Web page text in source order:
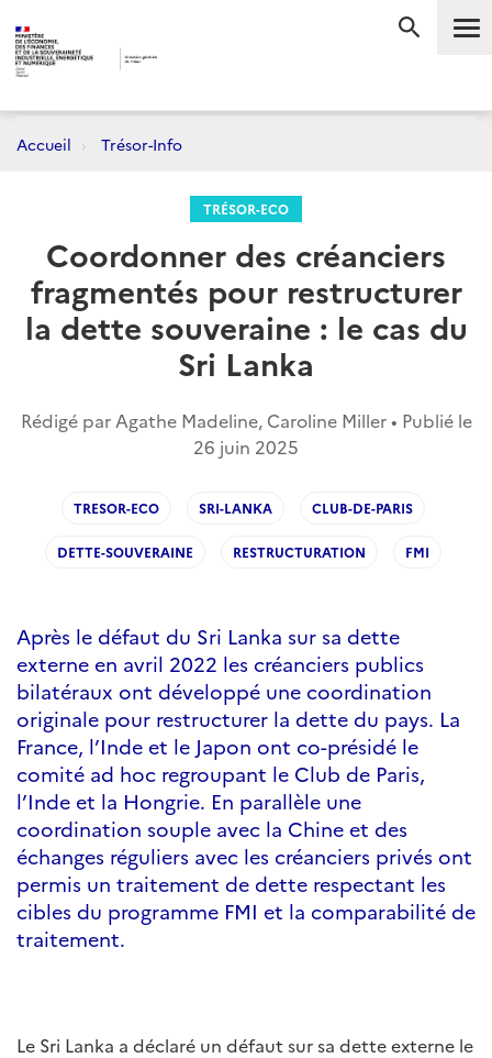
Accueil Trésor-Info
TRÉSOR-ECO
Coordonner des créanciers
fragmentés pour restructurer
la dette souveraine : le cas du
Sri Lanka
Rédigé par Agathe Madeline, Caroline Miller • Publié le
26 juin 2025
TRESOR-ECO SRI-LANKA CLUB-DE-PARIS
DETTE-SOUVERAINE RESTRUCTURATION FMI
Après le défaut du Sri Lanka sur sa dette
externe en avril 2022 les créanciers publics
bilatéraux ont développé une coordination
originale pour restructurer la dette du pays. La
France, l’Inde et le Japon ont co-présidé le
comité ad hoc regroupant le Club de Paris,
l’Inde et la Hongrie. En parallèle une
coordination souple avec la Chine et des
échanges réguliers avec les créanciers privés ont
permis un traitement de dette respectant les
cibles du programme FMI et la comparabilité de
traitement.
Le Sri Lanka a déclaré un défaut sur sa dette externe le